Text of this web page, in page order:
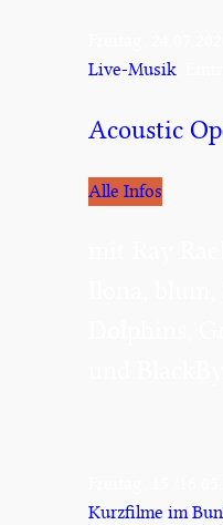
Live-Musik,
Acoustic
Alle Infos
Kurzfilme im